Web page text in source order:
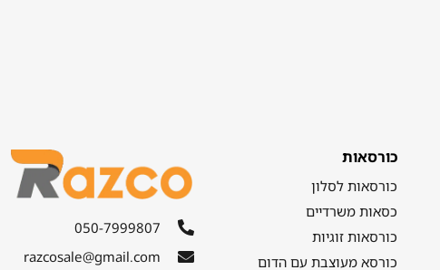
כורסאות
כורסאות לסלון
כסאות משרדיים
כורסאות זוגיות
כורסא מעוצבת עם הדום
050-7999807
razcosale@gmail.com